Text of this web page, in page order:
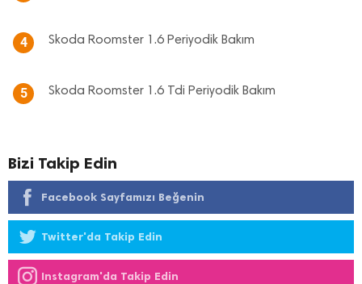
4 Skoda Roomster 1.6 Periyodik Bakım
5 Skoda Roomster 1.6 Tdi Periyodik Bakım
Bizi Takip Edin
Facebook Sayfamızı Beğenin
Twitter'da Takip Edin
Instagram'da Takip Edin